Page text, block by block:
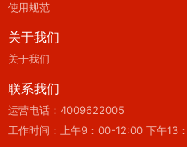
使用规范
关于我们
关于我们
联系我们
运营电话：4009622005
工作时间：上午9：00-12:00 下午13